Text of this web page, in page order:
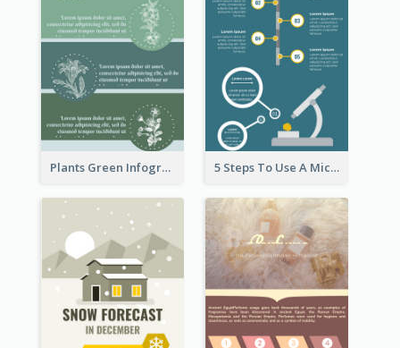
Plants Green Infographic 5 Steps To Use A Microscope Infographic